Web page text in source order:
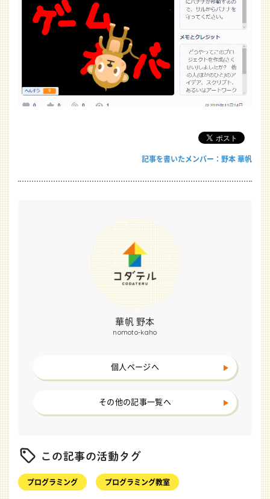
記事を書いたメンバー：野本 華帆
華帆 野本
nomoto-kaho
個人ページへ
その他の記事一覧へ
プログラミング プログラミング教室